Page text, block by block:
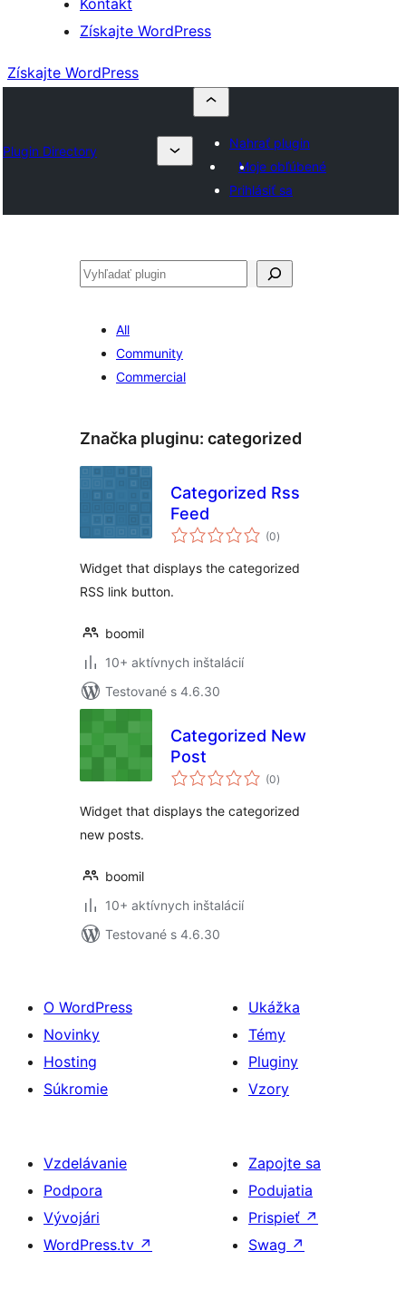
Kontakt
Získajte WordPress
Získajte WordPress
Plugin Directory
Nahrať plugin
Moje obľúbené
Prihlásiť sa
Hľadať
All
Community
Commercial
Značka pluginu: categorized
Categorized Rss
Feed
(0celkové
hodnotenie
)
Widget that displays the categorized
RSS link button.
boomil
10+ aktívnych inštalácií
Testované s 4.6.30
Categorized New
Post
(0celkové
hodnotenie
)
Widget that displays the categorized
new posts.
boomil
10+ aktívnych inštalácií
Testované s 4.6.30
O WordPress
Novinky
Hosting
Súkromie
Ukážka
Témy
Pluginy
Vzory
Vzdelávanie
Podpora
Vývojári
WordPress.tv ↗
Zapojte sa
Podujatia
Prispieť ↗
Swag ↗